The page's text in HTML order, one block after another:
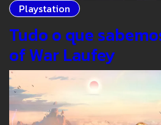
Playstation
Tudo o que
of War Laufey